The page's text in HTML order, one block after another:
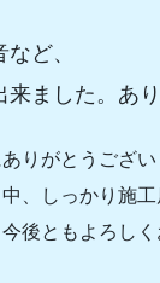
ど、
ました。あ
りがとうござい
、しっかり施
後ともよろしく